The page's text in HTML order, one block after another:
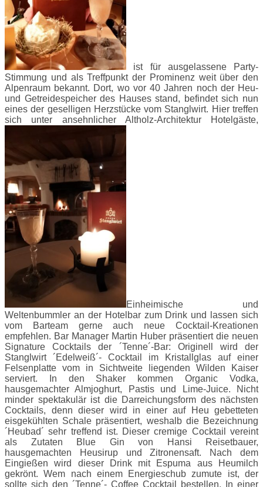
ist für ausgelassene Party-
Stimmung und als Treffpunkt der Prominenz weit über den
Alpenraum bekannt. Dort, wo vor 40 Jahren noch der Heu-
und Getreidespeicher des Hauses stand, befindet sich nun
eines der geselligen Herzstücke vom Stanglwirt. Hier treffen
sich unter ansehnlicher Altholz-Architektur Hotelgäste,
Einheimische und
Weltenbummler an der Hotelbar zum Drink und lassen sich
vom Barteam gerne auch neue Cocktail-Kreationen
empfehlen. Bar Manager Martin Huber präsentiert die neuen
Signature Cocktails der ´Tenne´-Bar: Originell wird der
Stanglwirt ´Edelweiß´- Cocktail im Kristallglas auf einer
Felsenplatte vom in Sichtweite liegenden Wilden Kaiser
serviert. In den Shaker kommen Organic Vodka,
hausgemachter Almjoghurt, Pastis und Lime-Juice. Nicht
minder spektakulär ist die Darreichungsform des nächsten
Cocktails, denn dieser wird in einer auf Heu gebetteten
eisgekühlten Schale präsentiert, weshalb die Bezeichnung
´Heubad´ sehr treffend ist. Dieser cremige Cocktail vereint
als Zutaten Blue Gin von Hansi Reisetbauer,
hausgemachten Heusirup und Zitronensaft. Nach dem
Eingießen wird dieser Drink mit Espuma aus Heumilch
gekrönt. Wem nach einem Energieschub zumute ist, der
sollte sich den ´Tenne´- Coffee Cocktail bestellen. In einer